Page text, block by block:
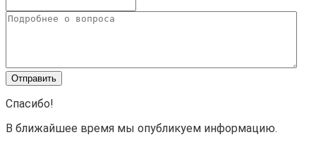
Спасибо!
В ближайшее время мы опубликуем информацию.